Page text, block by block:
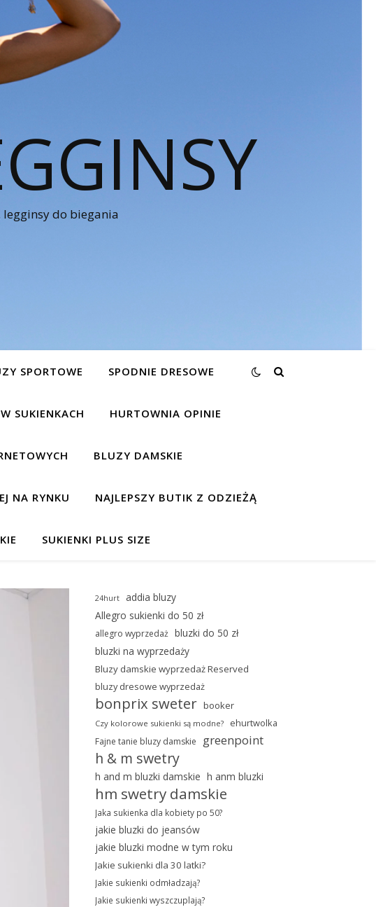
legginsy do biegania
SPORTOWE SPODNIE DRESOWE
SUKIENKACH HURTOWNIA OPINIE
BLUZY DAMSKIE
NA RYNKU NAJLEPSZY BUTIK Z ODZIEŻĄ
SUKIENKI PLUS SIZE
24hurt
addia bluzy
Allegro sukienki do 50 zł
allegro wyprzedaż bluzki do 50 zł
bluzki na wyprzedaży
Bluzy damskie wyprzedaż Reserved
bluzy dresowe wyprzedaż
bonprix sweter booker
Czy kolorowe sukienki są modne? ehurtwolka
Fajne tanie bluzy damskie greenpoint
h & m swetry
h and m bluzki damskie h anm bluzki
hm swetry damskie
Jaka sukienka dla kobiety po 50?
jakie bluzki do jeansów
jakie bluzki modne w tym roku
Jakie sukienki dla 30 latki?
Jakie sukienki odmładzają?
Jakie sukienki wyszczuplają?